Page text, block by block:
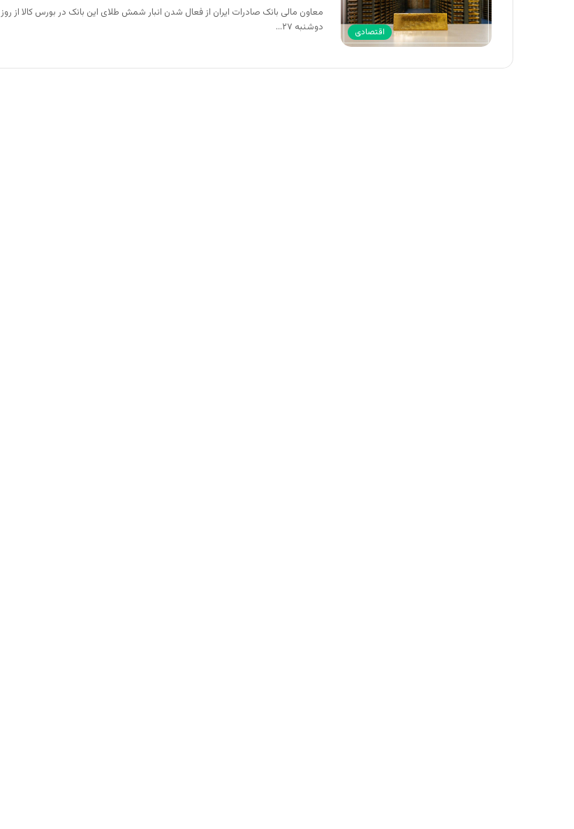
اقتصادی
معاون مالی بانک صادرات ایران از فعال شدن انبار شمش طلای این بانک در بورس کالا از روز
دوشنبه ۲۷…